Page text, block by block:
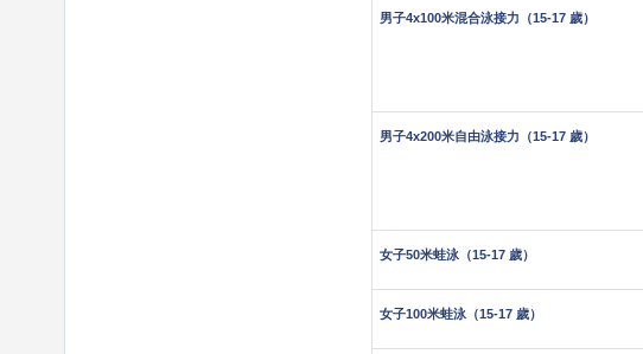
男子4x100米混合泳接力（15-17 歲）
男子4x200米自由泳接力（15-17 歲）
女子50米蛙泳（15-17 歲）
女子100米蛙泳（15-17 歲）